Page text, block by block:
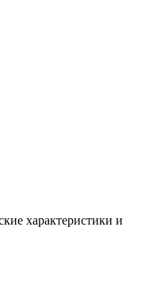
характеристики и